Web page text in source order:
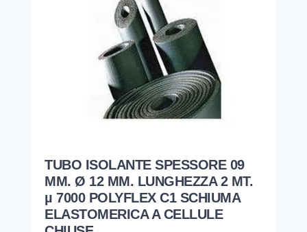
TUBO ISOLANTE SPESSORE 09
MM. Ø 12 MM. LUNGHEZZA 2 MT.
µ 7000 POLYFLEX C1 SCHIUMA
ELASTOMERICA A CELLULE